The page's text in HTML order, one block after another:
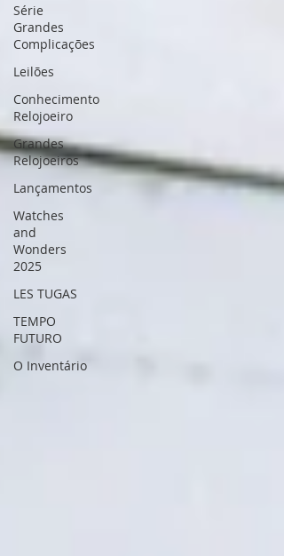
Série
Grandes
Complicações
Leilões
Conhecimento
Relojoeiro
Grandes
Relojoeiros
Lançamentos
Watches
and
Wonders
2025
LES TUGAS
TEMPO
FUTURO
O Inventário